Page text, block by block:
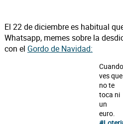
El 22 de diciembre es habitual
Whatsapp, memes sobre la
con el Gordo de Navidad:
Cuando
ves que
no te
toca ni
un
euro.